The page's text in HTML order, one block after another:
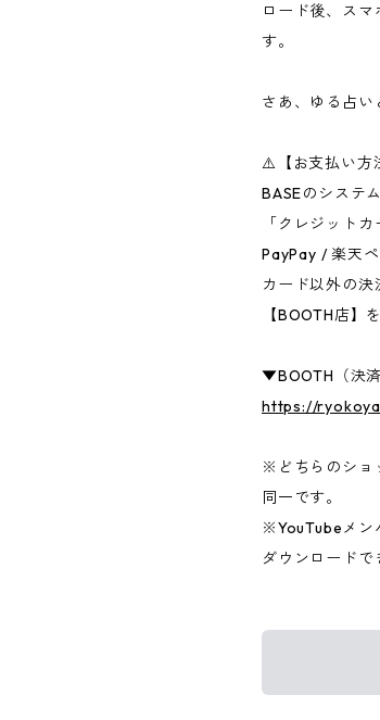
ロード後、ス
す。
さあ、ゆる占い
⚠️【お支払い方
BASEのシステ
「クレジット
PayPay / 楽天
カード以外の
【BOOTH店】
▼BOOTH（決
https://
※どちらのショ
同一です。
※YouTubeメン
ダウンロードで